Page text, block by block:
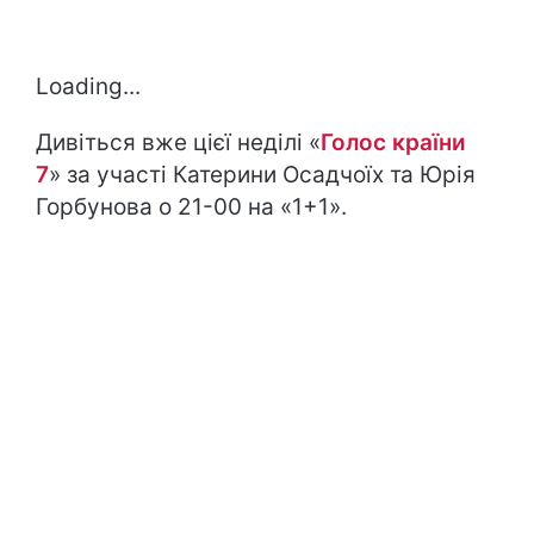
Loading...
Дивіться вже цієї неділі «Голос країни
7» за участі Катерини Осадчоїх та Юрія
Горбунова о 21-00 на «1+1».